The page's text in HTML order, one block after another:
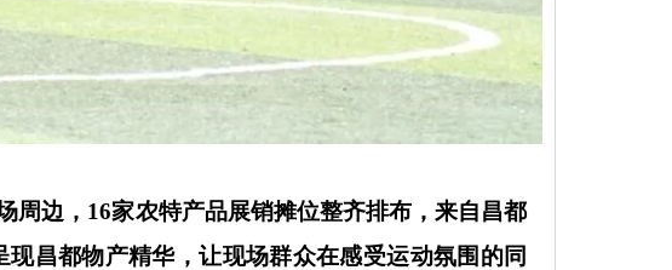
周边， 16家农特产品展销摊位整齐排布，来自昌都
昌都物产精华，让现场群众在感受运动氛围的同